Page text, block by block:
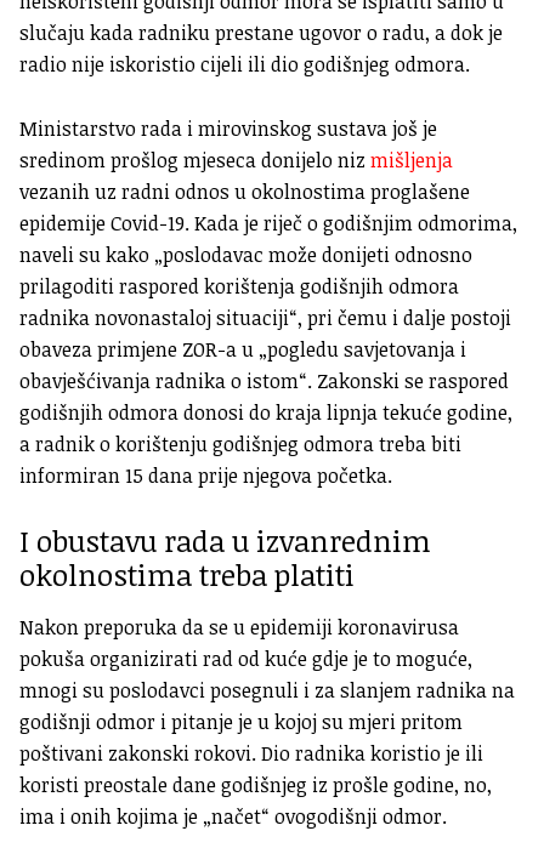
slučaju kada radniku prestane ugovor o radu, a dok je
radio nije iskoristio cijeli ili dio godišnjeg odmora.
Ministarstvo rada i mirovinskog sustava još je
sredinom prošlog mjeseca donijelo niz mišljenja
vezanih uz radni odnos u okolnostima proglašene
epidemije Covid-19. Kada je riječ o godišnjim odmorima,
naveli su kako „poslodavac može donijeti odnosno
prilagoditi raspored korištenja godišnjih odmora
radnika novonastaloj situaciji“, pri čemu i dalje postoji
obaveza primjene ZOR-a u „pogledu savjetovanja i
obavješćivanja radnika o istom“. Zakonski se raspored
godišnjih odmora donosi do kraja lipnja tekuće godine,
a radnik o korištenju godišnjeg odmora treba biti
informiran 15 dana prije njegova početka.
I obustavu rada u izvanrednim
okolnostima treba platiti
Nakon preporuka da se u epidemiji koronavirusa
pokuša organizirati rad od kuće gdje je to moguće,
mnogi su poslodavci posegnuli i za slanjem radnika na
godišnji odmor i pitanje je u kojoj su mjeri pritom
poštivani zakonski rokovi. Dio radnika koristio je ili
koristi preostale dane godišnjeg iz prošle godine, no,
ima i onih kojima je „načet“ ovogodišnji odmor.